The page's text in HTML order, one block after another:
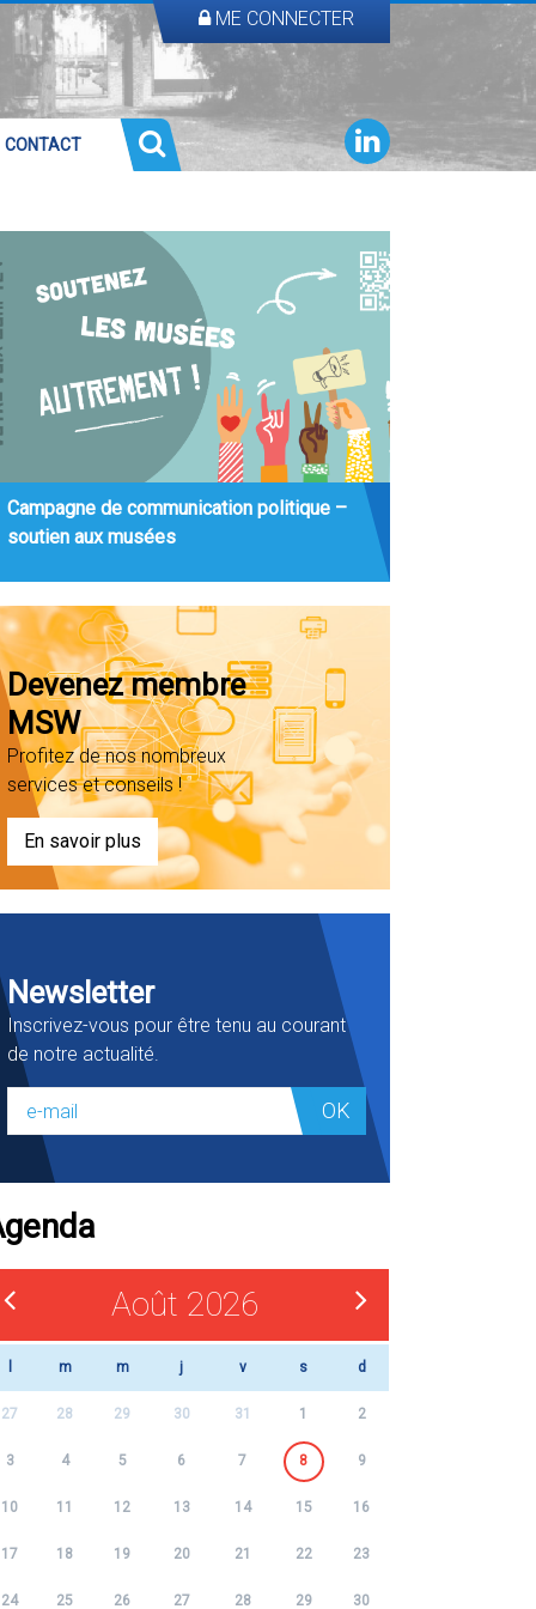
ME CONNECTER
CONTACT
Campagne de communication politique –
soutien aux musées
Devenez membre
MSW
Profitez de nos nombreux
services et conseils !
En savoir plus
Newsletter
Inscrivez-vous pour être tenu au courant
de notre actualité.
OK
Août 2026
m m j v s d
27 28 29 30 31 1 2
3 4 5 6 7 8 9
10 11 12 13 14 15 16
17 18 19 20 21 22 23
24 25 26 27 28 29 30